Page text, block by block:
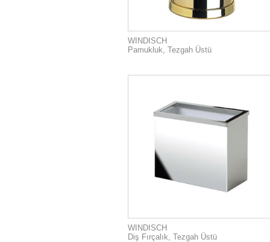
WINDISCH
Pamukluk, Tezgah Üstü
WINDISCH
Diş Fırçalık, Tezgah Üstü